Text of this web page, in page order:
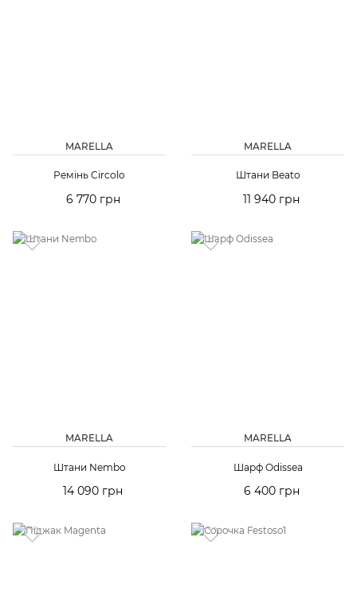
MARELLA
Ремінь Circolo
6 770 грн
MARELLA
Штани Beato
11 940 грн
MARELLA
Штани Nembo
14 090 грн
MARELLA
Шарф Odissea
6 400 грн